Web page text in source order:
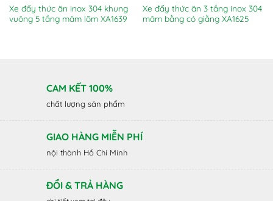
Xe đẩy thức ăn inox 304 khung
vuông 5 tầng mâm lõm XA1639
Xe đẩy thức ăn 3 tầng inox 304
mâm bằng có giằng XA1625
CAM KẾT 100%
chất lượng sản phẩm
GIAO HÀNG MIỄN PHÍ
nội thành Hồ Chí Minh
ĐỔI & TRẢ HÀNG